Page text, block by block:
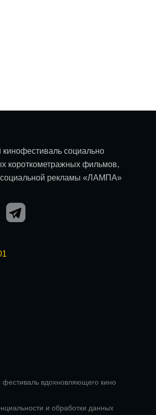
социально
короткометражных фильмов,
социальной рекламы «ЛАМПА»
вдохновляющего кино
и обработки данных